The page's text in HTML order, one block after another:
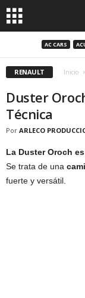
AC CARS
RENAULT Inicio
Duster
Técnica
Por ARLECO
La Duster Oroch
Se trata de una
fuerte y versátil.